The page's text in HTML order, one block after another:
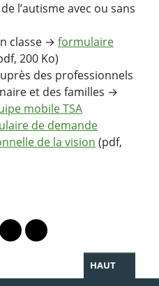
l’autisme avec ou sans
classe → formulaire
200 Ko)
des professionnels
et des familles →
mobile TSA
de demande
de la vision (pdf,
Instagram
le profil Linkedin
vers le profil Facebook
Lien vers le profil Twitter
Partager par WhatsApp
HAUT